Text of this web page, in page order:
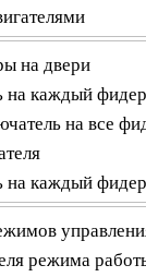
на двери
на каждый фидер
на все
на каждый
режима